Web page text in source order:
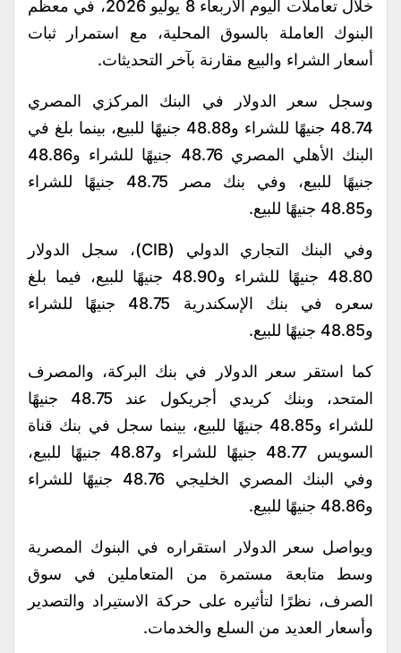
خلال تعاملات اليوم الأربعاء 8 يوليو 2026، في معظم
البنوك العاملة بالسوق المحلية، مع استمرار ثبات
أسعار الشراء والبيع مقارنة بآخر التحديثات.
وسجل سعر الدولار في البنك المركزي المصري
48.74 جنيهًا للشراء و48.88 جنيهًا للبيع، بينما بلغ في
البنك الأهلي المصري 48.76 جنيهًا للشراء و48.86
جنيهًا للبيع، وفي بنك مصر 48.75 جنيهًا للشراء
و48.85 جنيهًا للبيع.
وفي البنك التجاري الدولي (CIB)، سجل الدولار
48.80 جنيهًا للشراء و48.90 جنيهًا للبيع، فيما بلغ
سعره في بنك الإسكندرية 48.75 جنيهًا للشراء
و48.85 جنيهًا للبيع.
كما استقر سعر الدولار في بنك البركة، والمصرف
المتحد، وبنك كريدي أجريكول عند 48.75 جنيهًا
للشراء و48.85 جنيهًا للبيع، بينما سجل في بنك قناة
السويس 48.77 جنيهًا للشراء و48.87 جنيهًا للبيع،
وفي البنك المصري الخليجي 48.76 جنيهًا للشراء
و48.86 جنيهًا للبيع.
ويواصل سعر الدولار استقراره في البنوك المصرية
وسط متابعة مستمرة من المتعاملين في سوق
الصرف، نظرًا لتأثيره على حركة الاستيراد والتصدير
وأسعار العديد من السلع والخدمات.